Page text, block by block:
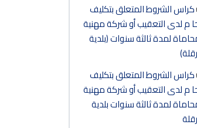
كراس الشروط المتعلق بتكليف
م لدى التعقيب أو شركة مهنية
لمدة ثالثة سنوات (بلدية
كراس الشروط المتعلق بتكليف
م لدى التعقيب أو شركة مهنية
لمدة ثالثة سنوات بلدية